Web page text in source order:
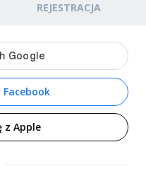
REJESTRACJA
z Apple